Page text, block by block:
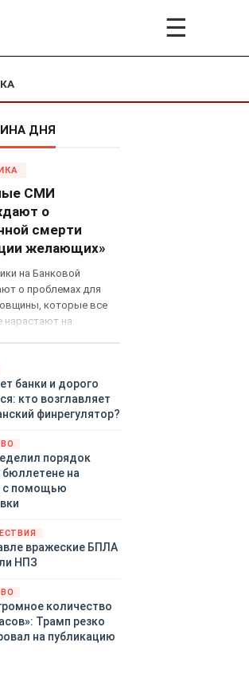
☰
ДНЯ
СМИ
о
смерти
желающих»
на Банковой
о проблемах для
которые все
нарастают на
404» в следующем
киевские
не торопятся
мир - ведь есть
кризис в
и Германии, выборы
могут полностью
геополитический
в мире, пока
ожидает выборов
банки и дорого
кто возглавляет
финрегулятор?
порядок
бюллетене на
с помощью
вражеские БПЛА
НПЗ
количество
Трамп резко
на публикацию